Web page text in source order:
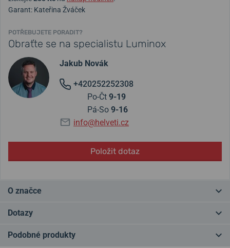
Garant: Kateřina Žváček
POTŘEBUJETE PORADIT?
Obraťte se na specialistu Luminox
Jakub Novák
+420252252308
Po-Čt 9-19
Pá-So 9-16
info@helveti.cz
Položit dotaz
O značce
(latinsky noc). Značka byla založena v roce 1989 a nabízí hodinky
s
unikátní technologií LLT
trubice), díky které na hodinky Luminox uvidíte za každých
Dotazy
Podobné produkty